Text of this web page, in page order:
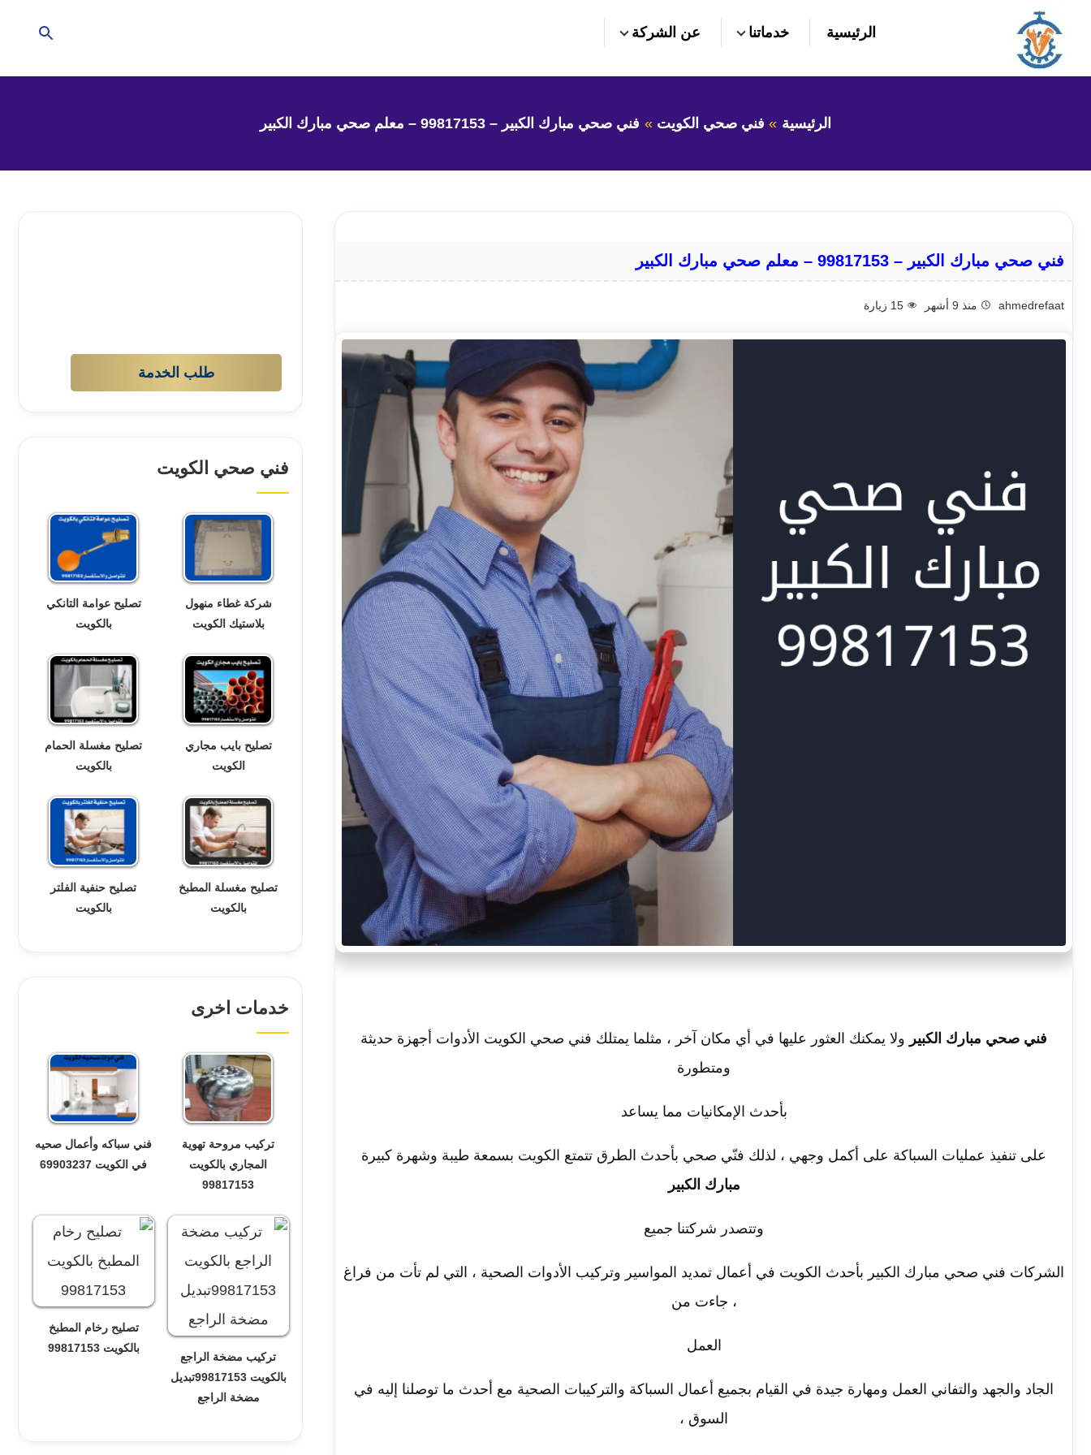
المحتوى
الرئيسية خدماتنا عن الشركة
الرئيسية فني صحي الكويت فني صحي مبارك الكبير – 99817153 – معلم صحي مبارك الكبير
فني صحي مبارك الكبير – 99817153 – معلم صحي مبارك الكبير
ahmedrefaat منذ 9 أشهر 15 زيارة
فني صحي مبارك الكبير ولا يمكنك العثور عليها في أي مكان آخر ، مثلما يمتلك فني صحي الكويت الأدوات أجهزة حديثة
ومتطورة
بأحدث الإمكانيات مما يساعد
على تنفيذ عمليات السباكة على أكمل وجهي ، لذلك فنّي صحي بأحدث الطرق تتمتع الكويت بسمعة طيبة وشهرة كبيرة
مبارك الكبير
وتتصدر شركتنا جميع
الشركات فني صحي مبارك الكبير بأحدث الكويت في أعمال تمديد المواسير وتركيب الأدوات الصحية ، التي لم تأت من فراغ
، جاءت من
العمل
الجاد والجهد والتفاني العمل ومهارة جيدة في القيام بجميع أعمال السباكة والتركيبات الصحية مع أحدث ما توصلنا إليه في
السوق ،
طلب الخدمة
فني صحي الكويت
شركة غطاء منهول
بلاستيك الكويت
تصليح عوامة التانكي
بالكويت
تصليح بايب مجاري
الكويت
تصليح مغسلة الحمام
بالكويت
تصليح مغسلة المطبخ
بالكويت
تصليح حنفية الفلتر
بالكويت
خدمات اخرى
تركيب مروحة تهوية
المجاري بالكويت
99817153
فني سباكه وأعمال صحيه
في الكويت 69903237
تركيب مضخة الراجع
بالكويت 99817153تبديل
مضخة الراجع
تصليح رخام المطبخ
بالكويت 99817153